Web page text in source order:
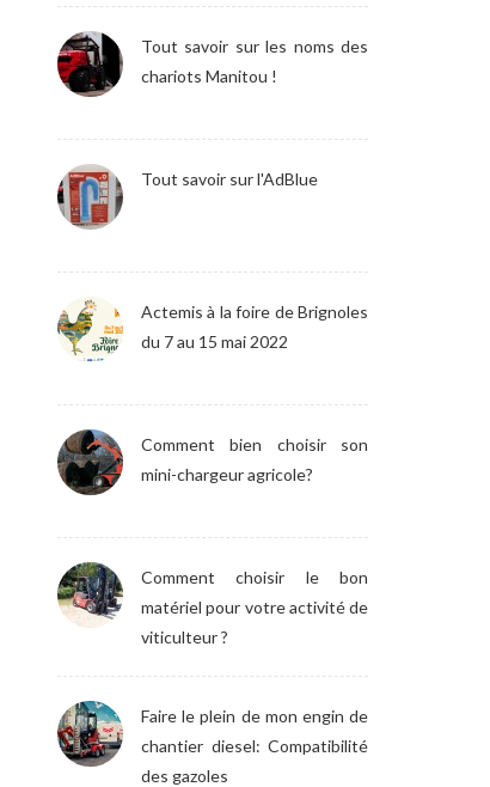
Tout savoir sur les noms des
chariots Manitou !
Tout savoir sur l'AdBlue
Actemis à la foire de Brignoles
du 7 au 15 mai 2022
Comment bien choisir son
mini-chargeur agricole?
Comment choisir le bon
matériel pour votre activité de
viticulteur ?
Faire le plein de mon engin de
chantier diesel: Compatibilité
des gazoles